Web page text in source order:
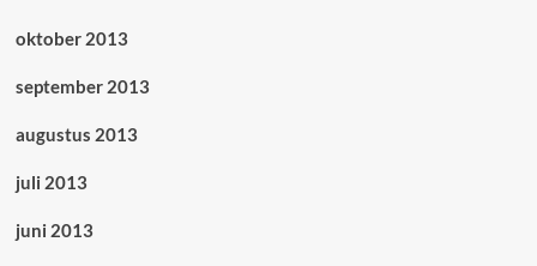
oktober 2013
september 2013
augustus 2013
juli 2013
juni 2013